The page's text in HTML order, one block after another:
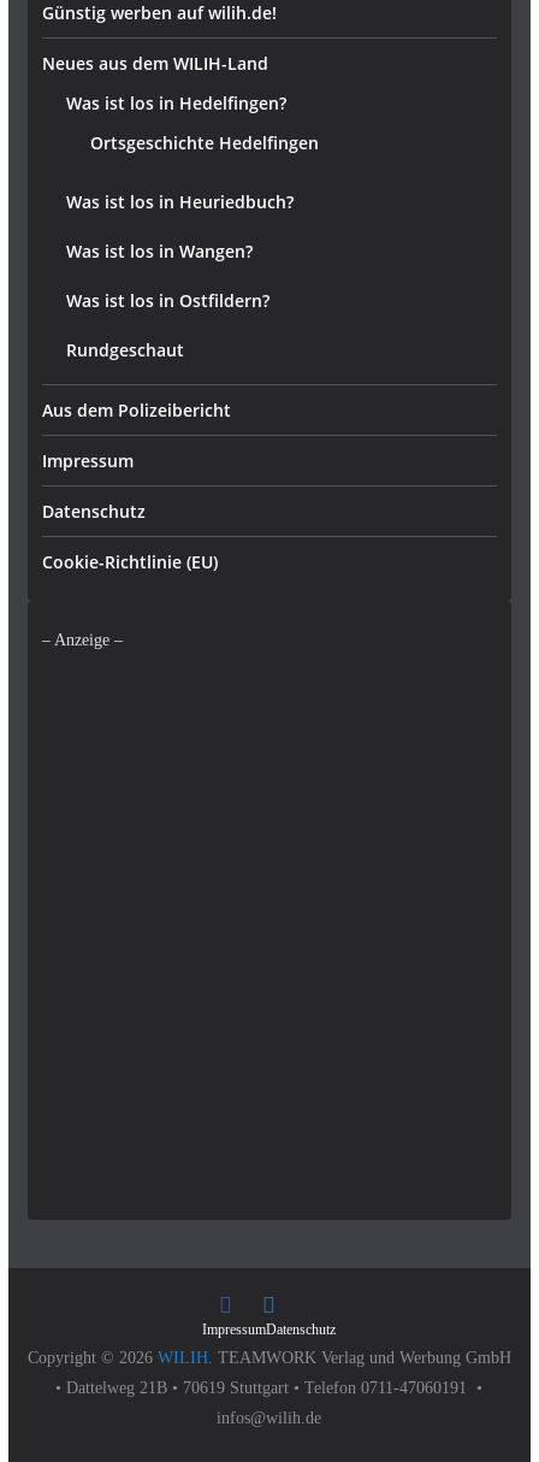
Günstig werben auf wilih.de!
Neues aus dem WILIH-Land
Was ist los in Hedelfingen?
Ortsgeschichte Hedelfingen
Was ist los in Heuriedbuch?
Was ist los in Wangen?
Was ist los in Ostfildern?
Rundgeschaut
Aus dem Polizeibericht
Impressum
Datenschutz
Cookie-Richtlinie (EU)
– Anzeige –
ImpressumDatenschutz
Copyright © 2026 WILIH. TEAMWORK Verlag und Werbung GmbH
• Dattelweg 21B • 70619 Stuttgart • Telefon 0711-47060191 •
infos@wilih.de